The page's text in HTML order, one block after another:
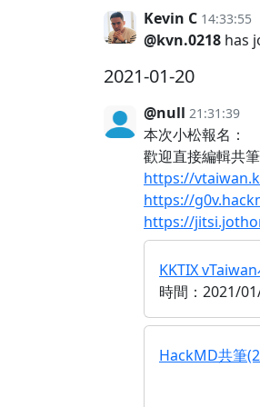
Kevin C 14:33:55
@kvn.0218 has
2021-01-20
@null 21:31:39
本次小松報名：
歡迎直接編輯共
https://
https://
https://
KKTIX
時間：2021/
HackMD共筆